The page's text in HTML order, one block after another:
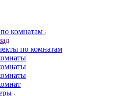
комнатам
по комнатам